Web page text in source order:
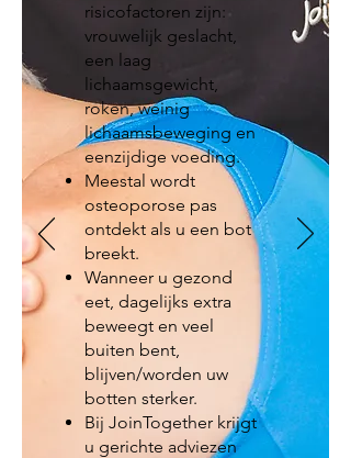
risicofactoren zijn:
vrouwelijk geslacht,
een laag
lichaamsgewicht,
roken, weinig
lichaamsbeweging en
eenzijdige voeding.
Meestal wordt
osteoporose pas
ontdekt als u een bot
breekt.
Wanneer u gezond
eet, dagelijks extra
beweegt en veel
buiten bent,
blijven/worden uw
botten sterker.
Bij JoinTogether krijgt
u gerichte adviezen